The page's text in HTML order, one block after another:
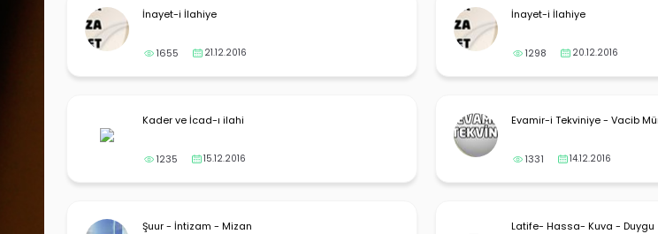
İnayet-i İlahiye
1655 21.12.2016
İnayet-i İlahiye
1298 20.12.2016
Kader ve İcad-ı ilahi
1235 15.12.2016
Evamir-i Tekviniye - Vacib
1331 14.12.2016
Şuur - İntizam - Mizan Latife- Hassa- Kuva - Duygu